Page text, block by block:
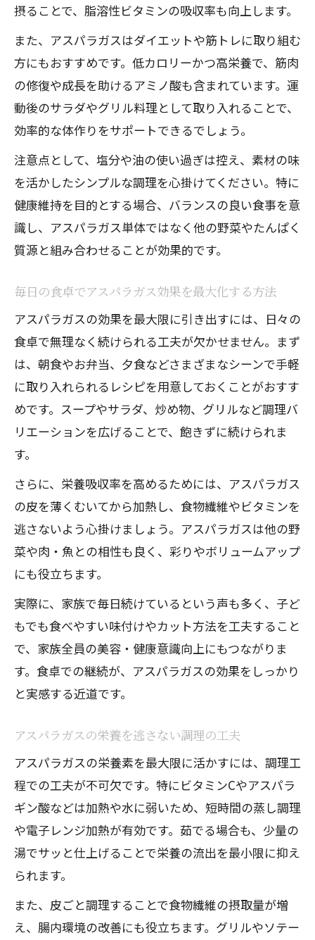
摂ることで、脂溶性ビタミンの吸収率も向上します。
また、アスパラガスはダイエットや筋トレに取り組む
方にもおすすめです。低カロリーかつ高栄養で、筋肉
の修復や成長を助けるアミノ酸も含まれています。運
動後のサラダやグリル料理として取り入れることで、
効率的な体作りをサポートできるでしょう。
注意点として、塩分や油の使い過ぎは控え、素材の味
を活かしたシンプルな調理を心掛けてください。特に
健康維持を目的とする場合、バランスの良い食事を意
識し、アスパラガス単体ではなく他の野菜やたんぱく
質源と組み合わせることが効果的です。
毎日の食卓でアスパラガス効果を最大化する方法
アスパラガスの効果を最大限に引き出すには、日々の
食卓で無理なく続けられる工夫が欠かせません。まず
は、朝食やお弁当、夕食などさまざまなシーンで手軽
に取り入れられるレシピを用意しておくことがおすす
めです。スープやサラダ、炒め物、グリルなど調理バ
リエーションを広げることで、飽きずに続けられま
す。
さらに、栄養吸収率を高めるためには、アスパラガス
の皮を薄くむいてから加熱し、食物繊維やビタミンを
逃さないよう心掛けましょう。アスパラガスは他の野
菜や肉・魚との相性も良く、彩りやボリュームアップ
にも役立ちます。
実際に、家族で毎日続けているという声も多く、子ど
もでも食べやすい味付けやカット方法を工夫すること
で、家族全員の美容・健康意識向上にもつながりま
す。食卓での継続が、アスパラガスの効果をしっかり
と実感する近道です。
アスパラガスの栄養を逃さない調理の工夫
アスパラガスの栄養素を最大限に活かすには、調理工
程での工夫が不可欠です。特にビタミンCやアスパラ
ギン酸などは加熱や水に弱いため、短時間の蒸し調理
や電子レンジ加熱が有効です。茹でる場合も、少量の
湯でサッと仕上げることで栄養の流出を最小限に抑え
られます。
また、皮ごと調理することで食物繊維の摂取量が増
え、腸内環境の改善にも役立ちます。グリルやソテー